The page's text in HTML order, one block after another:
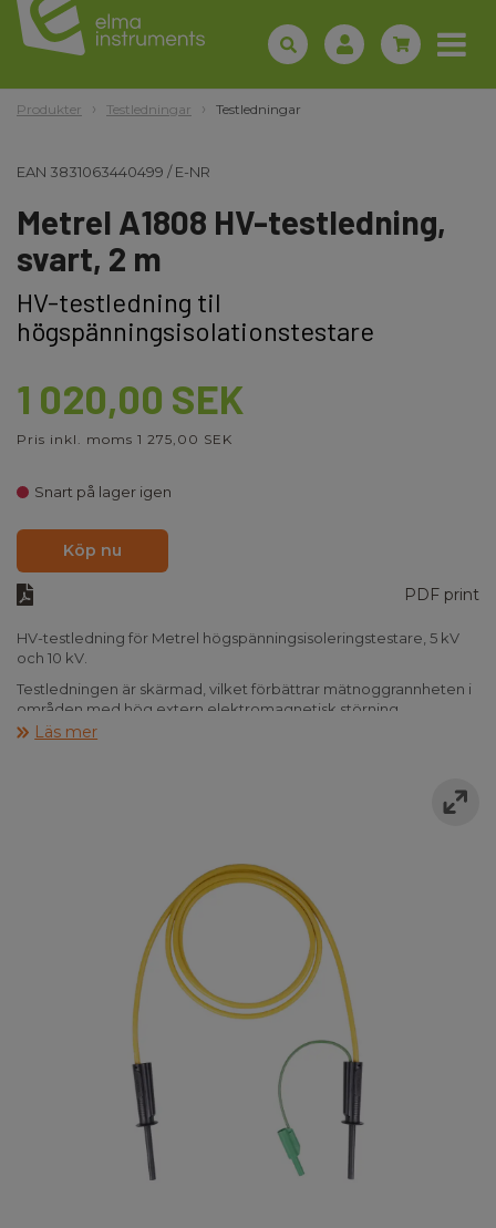
Produkter Testledningar Testledningar
EAN 3831063440499 /E-NR
Metrel A1808 HV-testledning,
svart, 2 m
HV-testledning til
högspänningsisolationstestare
1 020,00 SEK
Pris inkl. moms 1 275,00 SEK
Snart på lager igen
Köp nu
PDF print
HV-testledning för Metrel högspänningsisoleringstestare, 5 kV
och 10 kV.
Testledningen är skärmad, vilket förbättrar mätnoggrannheten i
områden med hög extern elektromagnetisk störning.
Finns i längderna 2 m, 3 m, 5 m, 8 m, 10 m och 15 m.
Läs mer